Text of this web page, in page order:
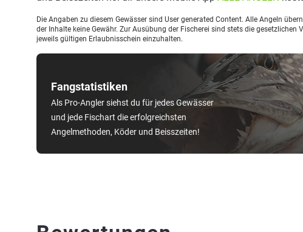
Fangstatistiken
Als Pro-Angler siehst du für jedes Gewässer
und jede Fischart die erfolgreichsten
Angelmethoden, Köder und Beisszeiten!
Die Angaben zu diesem Gewässer sind User generated Content. Alle Angeln
der Inhalte keine Gewähr. Zur Ausübung der Fischerei sind stets die
jeweils gültigen Erlaubnisschein einzuhalten.